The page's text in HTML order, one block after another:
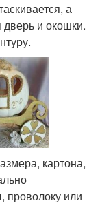
а
дверь и окошки.
картона,
проволоку или